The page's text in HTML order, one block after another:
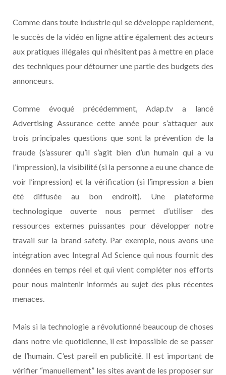
Comme dans toute industrie qui se développe rapidement,
le succès de la vidéo en ligne attire également des acteurs
aux pratiques illégales qui n’hésitent pas à mettre en place
des techniques pour détourner une partie des budgets des
annonceurs.
Comme évoqué précédemment, Adap.tv a lancé
Advertising Assurance cette année pour s’attaquer aux
trois principales questions que sont la prévention de la
fraude (s’assurer qu’il s’agit bien d’un humain qui a vu
l’impression), la visibilité (si la personne a eu une chance de
voir l’impression) et la vérification (si l’impression a bien
été diffusée au bon endroit). Une plateforme
technologique ouverte nous permet d’utiliser des
ressources externes puissantes pour développer notre
travail sur la brand safety. Par exemple, nous avons une
intégration avec Integral Ad Science qui nous fournit des
données en temps réel et qui vient compléter nos efforts
pour nous maintenir informés au sujet des plus récentes
menaces.
Mais si la technologie a révolutionné beaucoup de choses
dans notre vie quotidienne, il est impossible de se passer
de l’humain. C’est pareil en publicité. Il est important de
vérifier “manuellement” les sites avant de les proposer sur